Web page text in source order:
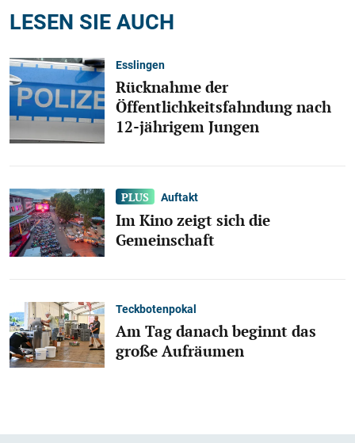
LESEN SIE AUCH
Esslingen
Rücknahme der
Öffentlichkeitsfahndung nach
12-jährigem Jungen
Auftakt
Im Kino zeigt sich die
Gemeinschaft
Teckbotenpokal
Am Tag danach beginnt das
große Aufräumen